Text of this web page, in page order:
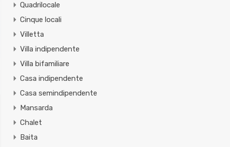
Quadrilocale
Cinque locali
Villetta
Villa indipendente
Villa bifamiliare
Casa indipendente
Casa semindipendente
Mansarda
Chalet
Baita